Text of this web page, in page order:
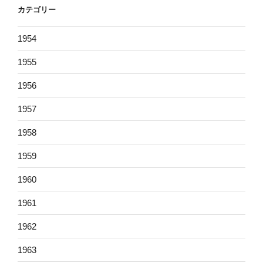
カテゴリー
1954
1955
1956
1957
1958
1959
1960
1961
1962
1963